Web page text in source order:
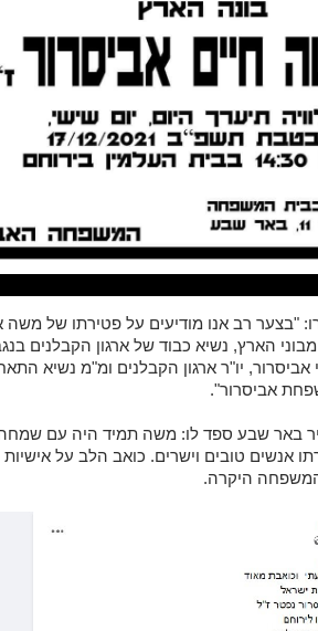
"בצער רב אנו מודיעים על פטירתו של משה
הארץ, נשיא כבוד של ארגון הקבלנים
יו"ר ארגון הקבלנים ומ"מ נשיא
אביסרור".
באר שבע ספד לו: משה תמיד היה עם שמחה
אנשים טובים וישרים. כואב הלב על
היקרה.